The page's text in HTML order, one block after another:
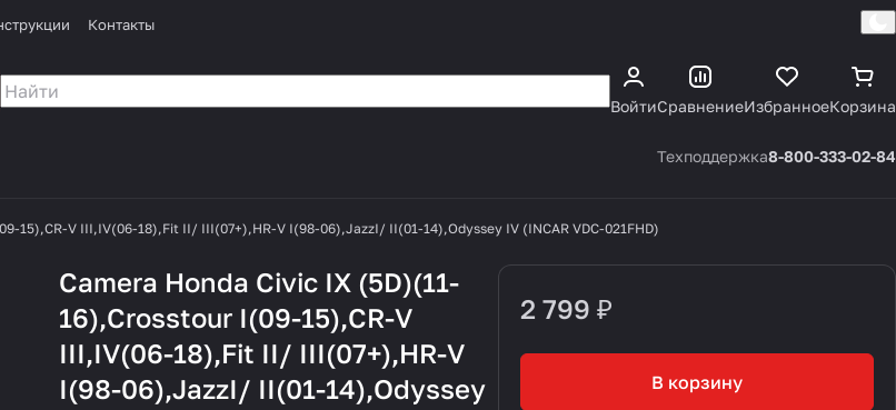
Контакты
ВойтиСравнениеИзбранноеКорзина
Техподдержка8-800-333-02-84
15),CR-V III,IV(06-18),Fit II/ III(07+),HR-V I(98-06),JazzI/ II(01-14),Odyssey IV (INCAR VDC-021FHD)
Camera Honda Civic IX (5D)(11-
16),Crosstour I(09-15),CR-V
III,IV(06-18),Fit II/ III(07+),HR-V
I(98-06),JazzI/ II(01-14),Odyssey
2 799 ₽
В корзину